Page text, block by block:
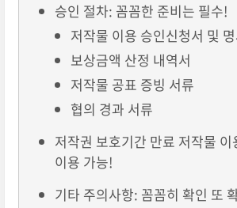
승인 절차: 꼼꼼한 준비는 필수!
저작물 이용 승인신청서 및
보상금액 산정 내역서
저작물 공표 증빙 서류
협의 경과 서류
저작권 보호기간 만료 저작물 이
이용 가능!
기타 주의사항: 꼼꼼히 확인 또